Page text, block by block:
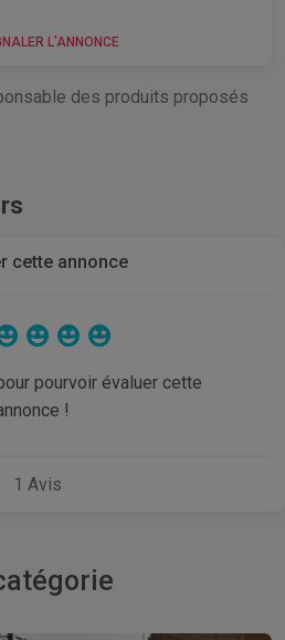
L'ANNONCE
des produits proposés
cette annonce
pourvoir évaluer cette
!
1 Avis